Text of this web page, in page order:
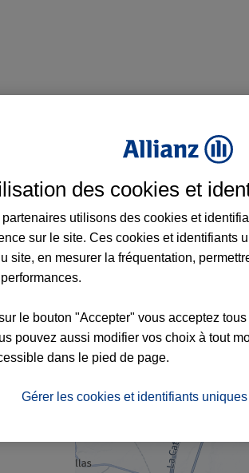
à Elne et aux
des cookies et
utilisons des cookies et
sur le site. Ces cookies et identifiants
site, en mesurer la fréquentation,
le bouton "Accepter" vous acceptez
pouvez aussi modifier vos choix à tout
dans le pied de page.
Gérer les cookies et identifiants uniques